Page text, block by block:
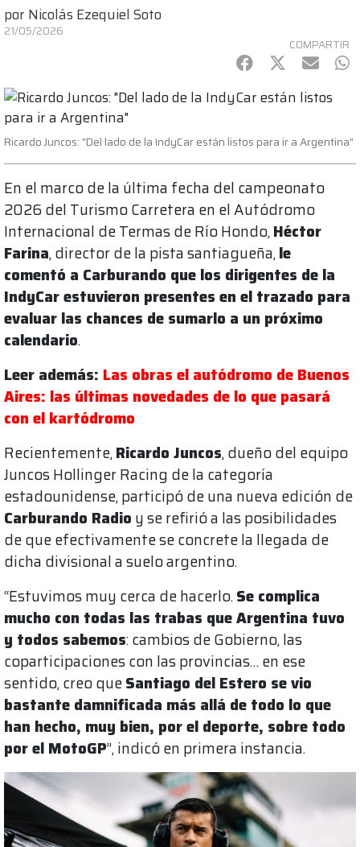
por Nicolás Ezequiel Soto
21/05/2026
COMPARTIR
Facebook
Twitter
mail
Ricardo Juncos: "Del lado de la IndyCar están listos para ir a Argentina"
En el marco de la última fecha del campeonato
2026 del Turismo Carretera en el Autódromo
Internacional de Termas de Río Hondo,Héctor
Farina, director de la pista santiagueña,le
comentó a Carburando que los dirigentes de la
IndyCar estuvieron presentes en el trazado para
evaluar las chances de sumarlo a un próximo
calendario.
Leer además: Las obras el autódromo de Buenos
Aires: las últimas novedades de lo que pasará
con el kartódromo
Recientemente,Ricardo Juncos, dueño del equipo
Juncos Hollinger Racing de la categoría
estadounidense, participó de una nueva edición de
Carburando Radio y se refirió a las posibilidades
de que efectivamente se concrete la llegada de
dicha divisional a suelo argentino.
“Estuvimos muy cerca de hacerlo.Se complica
mucho con todas las trabas que Argentina tuvo
y todos sabemos: cambios de Gobierno, las
coparticipaciones con las provincias… en ese
sentido, creo queSantiago del Estero se vio
bastante damnificada más allá de todo lo que
han hecho, muy bien, por el deporte, sobre todo
por el MotoGP”, indicó en primera instancia.